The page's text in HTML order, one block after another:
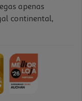
177cm 442l Inox
apenas
continental,